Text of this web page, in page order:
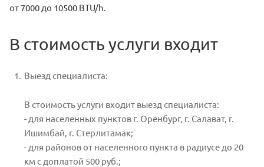
от 7000 до 10500 BTU/h.
В стоимость услуги входит
Выезд специалиста:
В стоимость услуги входит выезд специалиста:
- для населенных пунктов г. Оренбург, г. Салават, г.
Ишимбай, г. Стерлитамак;
- для районов от населенного пункта в радиусе до 20
км с доплатой 500 руб.;